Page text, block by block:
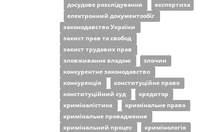
досудове розслідування
експертиза
електронний документообіг
законодавство України
захист прав та свобод
захист трудових прав
зловживання владою
злочин
конкурентне законодавство
конкуренція
конституційне право
конституційний суд
кредитор
криміналістика
кримінальне право
кримінальне провадження
кримінальний процес
кримінологія